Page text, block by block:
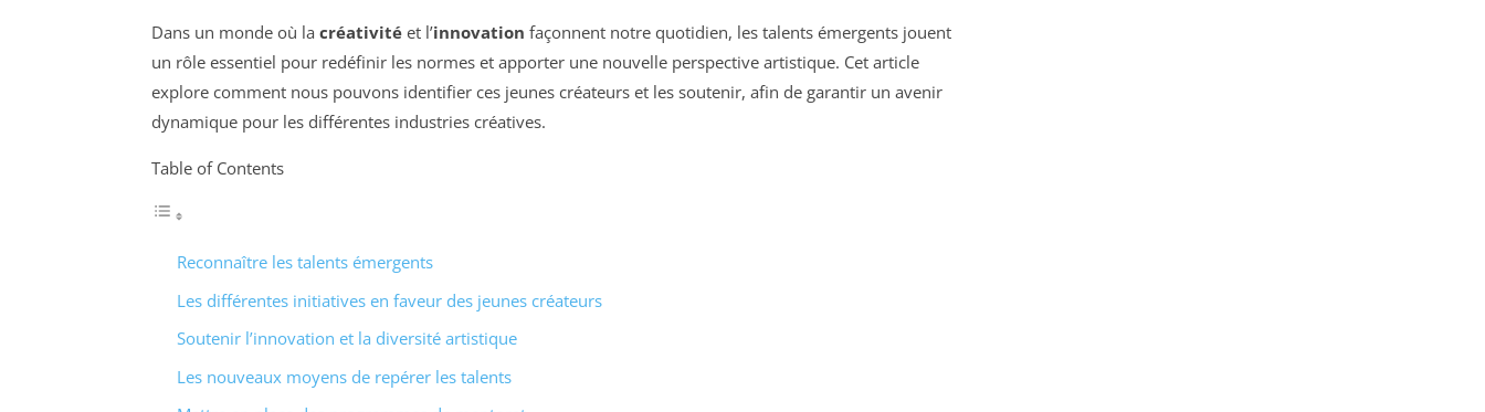
Dans un monde où la créativité et l’innovation façonnent notre quotidien, les talents émergents jouent
un rôle essentiel pour redéfinir les normes et apporter une nouvelle perspective artistique. Cet article
explore comment nous pouvons identifier ces jeunes créateurs et les soutenir, afin de garantir un avenir
dynamique pour les différentes industries créatives.
Table of Contents
Reconnaître les talents émergents
Les différentes initiatives en faveur des jeunes créateurs
Soutenir l’innovation et la diversité artistique
Les nouveaux moyens de repérer les talents